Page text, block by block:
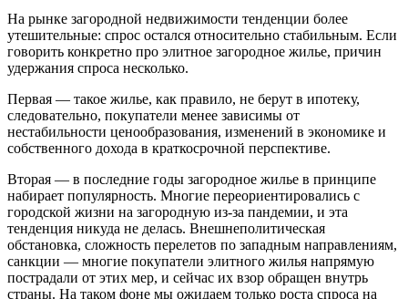
На рынке загородной недвижимости тенденции более
утешительные: спрос остался относительно стабильным. Если
говорить конкретно про элитное загородное жилье, причин
удержания спроса несколько.
Первая — такое жилье, как правило, не берут в ипотеку,
следовательно, покупатели менее зависимы от
нестабильности ценообразования, изменений в экономике и
собственного дохода в краткосрочной перспективе.
Вторая — в последние годы загородное жилье в принципе
набирает популярность. Многие переориентировались с
городской жизни на загородную из-за пандемии, и эта
тенденция никуда не делась. Внешнеполитическая
обстановка, сложность перелетов по западным направлениям,
санкции — многие покупатели элитного жилья напрямую
пострадали от этих мер, и сейчас их взор обращен внутрь
страны. На таком фоне мы ожидаем только роста спроса на